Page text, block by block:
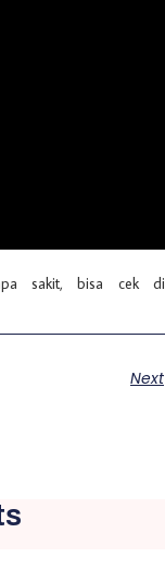
sakit, bisa cek di
Next